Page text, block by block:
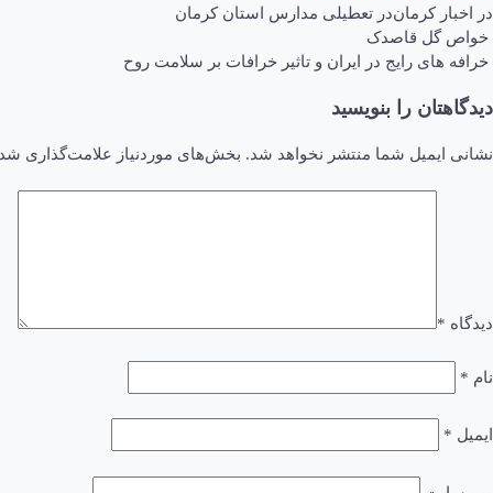
در
اخبار کرماندر تعطیلی مدارس استان کرمان
راهبری
نوشته
خواص گل قاصدک
خرافه های رایج در ایران و تاثیر خرافات بر سلامت روح
دیدگاهتان را بنویسید
نشانی ایمیل شما منتشر نخواهد شد. بخش‌های موردنیاز علامت‌گذاری
دیدگاه *
نام *
ایمیل *